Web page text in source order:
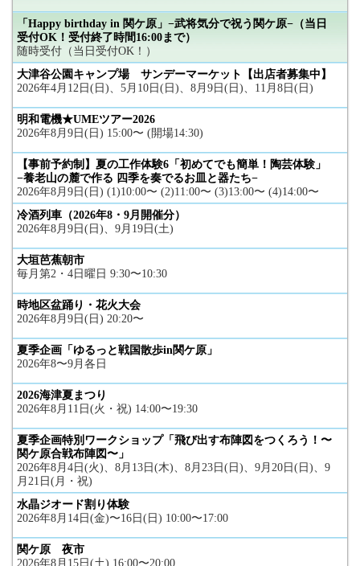
「Happy birthday in 関ケ原」−武将気分で祝う関ケ原−（当日
受付OK！受付終了時間16:00まで）
随時受付（当日受付OK！）
大津谷公園キャンプ場 サンデーマーケット【出店者募集中】
2026年4月12日(日)、5月10日(日)、8月9日(日)、11月8日(日)
明和電機★UMEツアー2026
2026年8月9日(日) 15:00〜 (開場14:30)
【事前予約制】夏の工作体験6「初めてでも簡単！陶芸体験」
−養老山の麓で作る 四季を奏でるお皿と器たち−
2026年8月9日(日) (1)10:00〜 (2)11:00〜 (3)13:00〜 (4)14:00〜
冷酒列車（2026年8・9月開催分）
2026年8月9日(日)、9月19日(土)
大垣芭蕉朝市
毎月第2・4日曜日 9:30〜10:30
時地区盆踊り・花火大会
2026年8月9日(日) 20:20〜
夏季企画「ゆるっと戦国散歩in関ケ原」
2026年8〜9月各日
2026海津夏まつり
2026年8月11日(火・祝) 14:00〜19:30
夏季企画特別ワークショップ「飛び出す布陣図をつくろう！〜
関ケ原合戦布陣図〜」
2026年8月4日(火)、8月13日(木)、8月23日(日)、9月20日(日)、9
月21日(月・祝)
水晶ジオード割り体験
2026年8月14日(金)〜16日(日) 10:00〜17:00
関ケ原 夜市
2026年8月15日(土) 16:00〜20:00